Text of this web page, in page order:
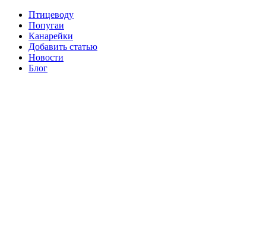
Птицеводу
Попугаи
Канарейки
Добавить статью
Новости
Блог